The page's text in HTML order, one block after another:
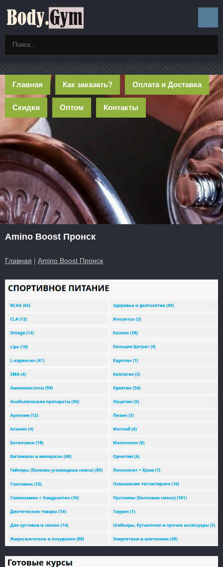
Главная Как заказать? Оплата и Доставка
Скидки Оптом Контакты
Amino Boost Пронск
Главная | Amino Boost Пронск